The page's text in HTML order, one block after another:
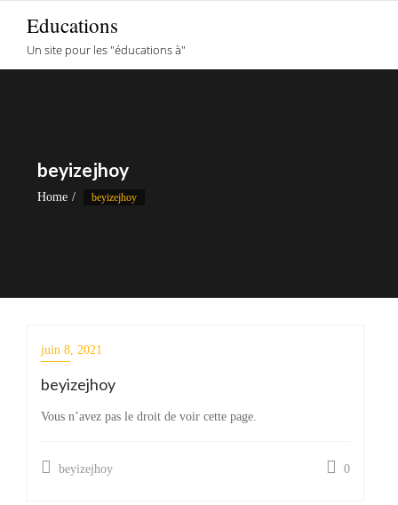
content
Educations
Un site pour les "éducations à"
beyizejhoy
Home beyizejhoy
juin 8, 2021
beyizejhoy
Vous n’avez pas le droit de voir cette page.
beyizejhoy 0